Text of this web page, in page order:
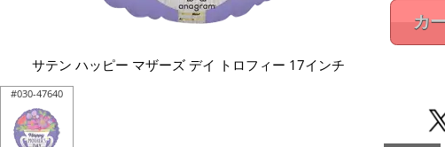
サテン ハッピー マザーズ デイ トロフィー 17インチ
#030-47640
カ